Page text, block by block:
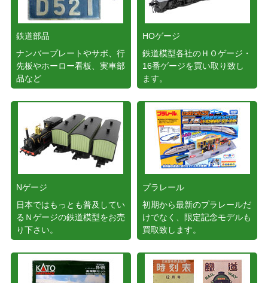
鉄道部品
ナンバープレートやサボ、行
先板やホーロー看板、実車部
品など
HOゲージ
鉄道模型各社のＨＯゲージ・
16番ゲージを買い取り致し
ます。
Nゲージ
日本ではもっとも普及してい
るＮゲージの鉄道模型をお売
り下さい。
プラレール
初期から最新のプラレールだ
けでなく、限定記念モデルも
買取致します。